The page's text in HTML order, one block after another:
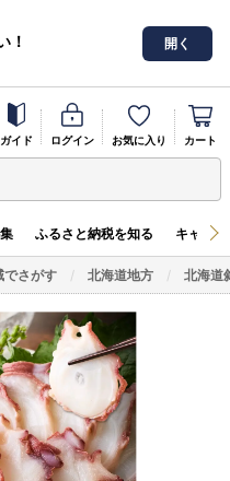
！
開く
ガイド ログイン お気に入り カート
ふるさと納税を知る キャン
でさがす 北海道地方 北海道